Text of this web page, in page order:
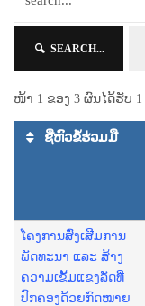
SEARCH...
ໜ້າ 1 ຂອງ 3 ຜົນໄດ້ຮັບ 1
ຊື່ຫົວຂໍ້ຮ່ວມມື
ໂຄງການສົ່ງເສີມການ
ພັດທະນາ ແລະ ສ້າງ
ຄວາມເຂັ້ມແຂງລັດທີ່
ປົກຄອງດ້ວຍກົດໝາຍ